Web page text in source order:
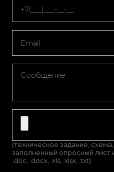
(техническое задание,
заполненный опросный лист
.doc, .docx, .xls, .xlsx, .txt)